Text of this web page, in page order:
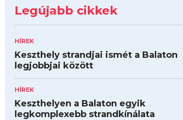
Legújabb cikkek
HÍREK
Keszthely strandjai ismét a Balaton
legjobbjai között
HÍREK
Keszthelyen a Balaton egyik
legkomplexebb strandkínálata